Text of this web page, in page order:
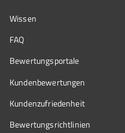
Wissen
FAQ
Bewertungsportale
Kundenbewertungen
Kundenzufriedenheit
Bewertungs­richtlinien